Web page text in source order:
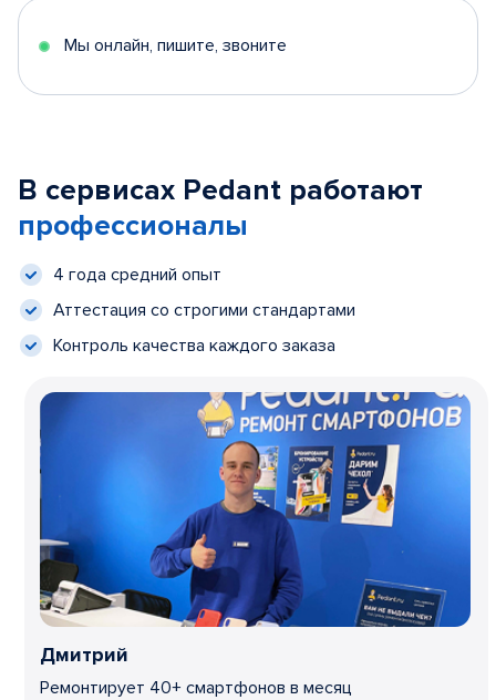
Мы онлайн, пишите, звоните
В сервисах Pedant работают
профессионалы
4 года средний опыт
Аттестация со строгими стандартами
Контроль качества каждого заказа
Дмитрий
Ремонтирует 40+ смартфонов в месяц